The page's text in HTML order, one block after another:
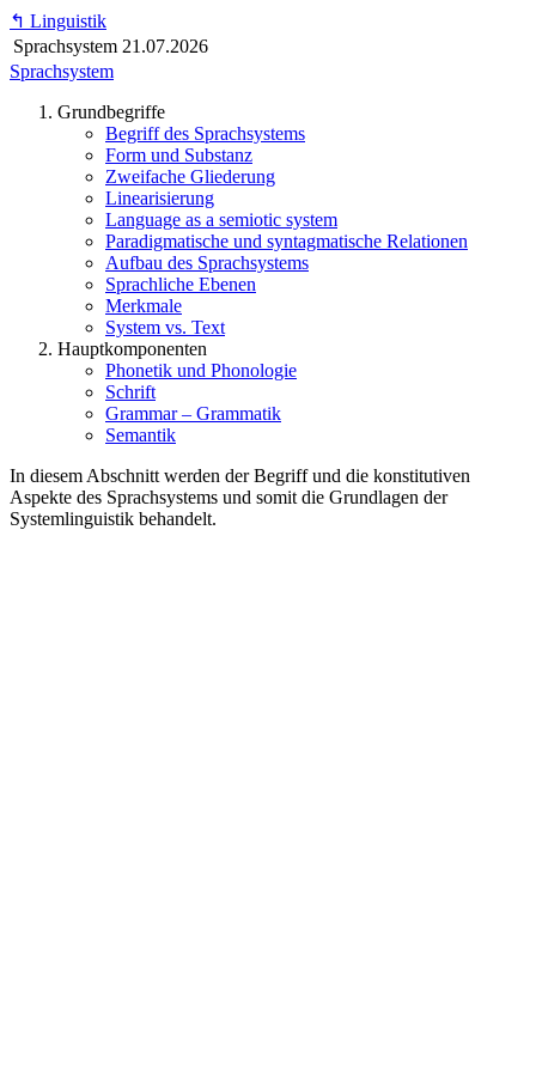
↰ Linguistik
Sprachsystem 21.07.2026
Sprachsystem
Grundbegriffe
Begriff des Sprachsystems
Form und Substanz
Zweifache Gliederung
Linearisierung
Language as a semiotic system
Paradigmatische und syntagmatische Relationen
Aufbau des Sprachsystems
Sprachliche Ebenen
Merkmale
System vs. Text
Hauptkomponenten
Phonetik und Phonologie
Schrift
Grammar – Grammatik
Semantik
In diesem Abschnitt werden der Begriff und die konstitutiven
Aspekte des Sprachsystems und somit die Grundlagen der
Systemlinguistik behandelt.